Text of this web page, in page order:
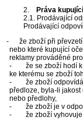
2.
Práva
2.1. Prodávající
Prodávající
že zboží při převzetí
nebo které kupující
reklamy prováděné
- že se zboží hodí k
ke kterému se zboží
- že zboží odpovídá
předloze, byla-li
nebo předlohy,
- že zboží je v
- že zboží vyhovuje